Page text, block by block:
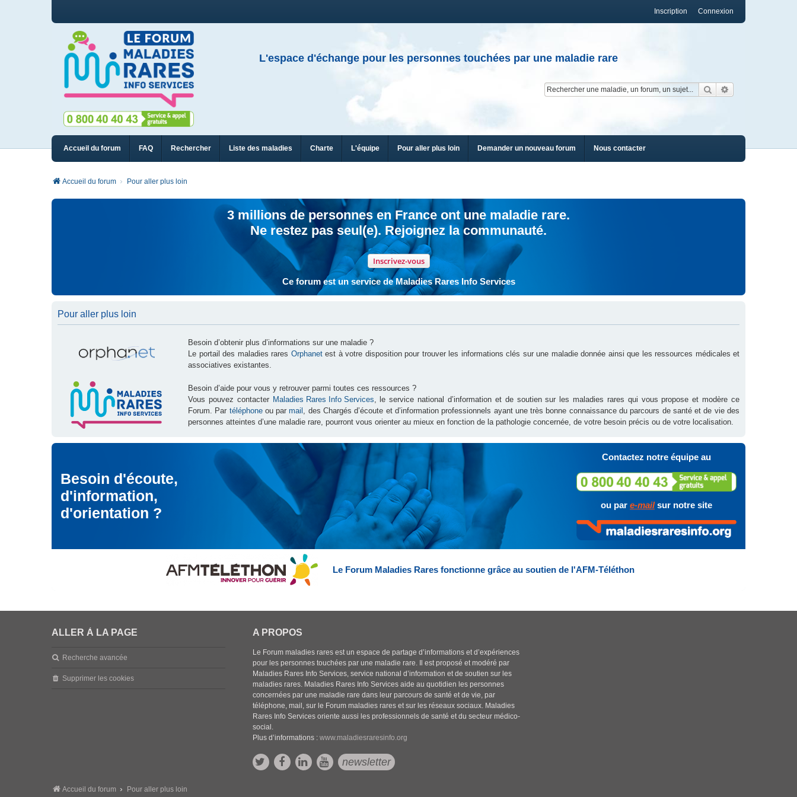
Connexion
Inscription
L'espace d'échange pour les personnes touchées par une maladie rare
Rechercher
Accueil du forum FAQ Rechercher Liste des maladies Charte L'équipe Pour aller plus loin Demander un nouveau forum Nous contacter
Accueil du forum Pour aller plus loin
3 millions de personnes en France ont une maladie rare.
Ne restez pas seul(e). Rejoignez la communauté.
Inscrivez-vous
Ce forum est un service de Maladies Rares Info Services
Pour aller plus loin
Besoin d’obtenir plus d’informations sur une maladie ?
Le portail des maladies rares Orphanetest à votre disposition pour trouver les informations clés sur une maladie donnée ainsi que les ressources médicales et
associatives existantes.
Besoin d’aide pour vous y retrouver parmi toutes ces ressources ?
Vous pouvez contacter Maladies Rares Info Services, le service national d’information et de soutien sur les maladies rares qui vous propose et modère ce
Forum. Par téléphoneou parmail , des Chargés d’écoute et d’information professionnels ayant une très bonne connaissance du parcours de santé et de vie des
personnes atteintes d’une maladie rare, pourront vous orienter au mieux en fonction de la pathologie concernée, de votre besoin précis ou de votre localisation.
Besoin d'écoute,
d'information,
d'orientation ?
Contactez notre équipe au
ou par e-mailsur notre site
Le Forum Maladies Rares fonctionne grâce au soutien de l'AFM-Téléthon
ALLER À LA PAGE
Recherche avancée
Supprimer les cookies
A PROPOS
Le Forum maladies rares est un espace de partage d’informations et d’expériences
pour les personnes touchées par une maladie rare. Il est proposé et modéré par
Maladies Rares Info Services, service national d’information et de soutien sur les
maladies rares. Maladies Rares Info Services aide au quotidien les personnes
concernées par une maladie rare dans leur parcours de santé et de vie, par
téléphone, mail, sur le Forum maladies rares et sur les réseaux sociaux. Maladies
Rares Info Services oriente aussi les professionnels de santé et du secteur médico-
social.
Plus d’informations :www.maladiesraresinfo.org
newsletter
Accueil du forum Pour aller plus loin